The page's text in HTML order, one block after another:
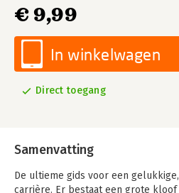
€ 9,99
In winkelwagen
Direct toegang
Samenvatting
De ultieme gids voor een
carrière. Er bestaat een grote